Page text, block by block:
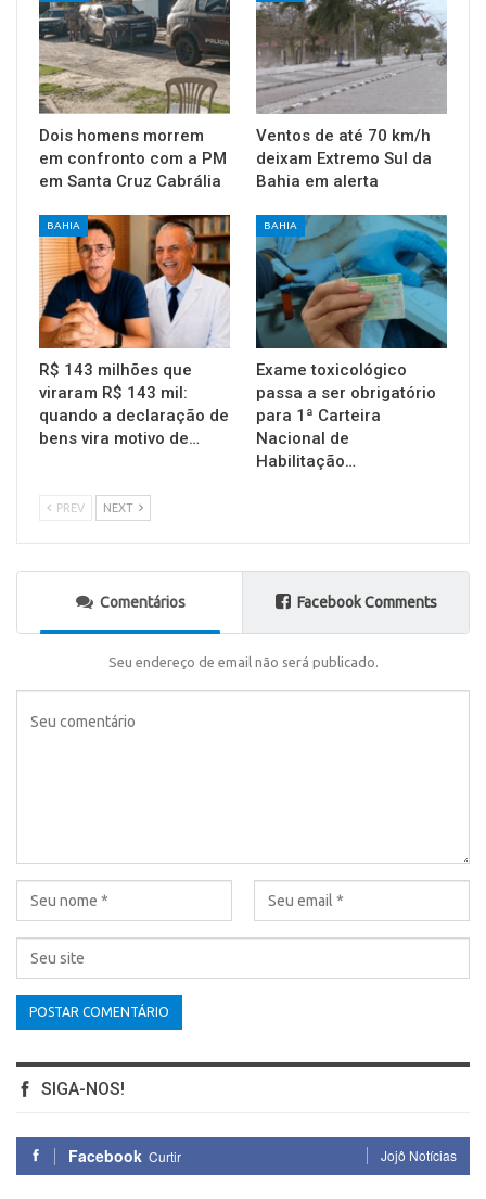
Dois homens morrem
em confronto com a PM
em Santa Cruz Cabrália
Ventos de até 70 km/h
deixam Extremo Sul da
Bahia em alerta
BAHIA
R$ 143 milhões que
viraram R$ 143 mil:
quando a declaração de
bens vira motivo de…
BAHIA
Exame toxicológico
passa a ser obrigatório
para 1ª Carteira
Nacional de
Habilitação…
PREV NEXT
Comentários Facebook Comments
Seu endereço de email não será publicado.
SIGA-NOS!
Facebook Curtir Jojô Notícias